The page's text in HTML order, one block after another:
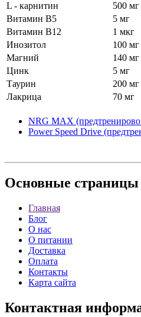
L - карнитин
500 мг
Витамин В5
5 мг
Витамин В12
1 мкг
Инозитол
100 мг
Магний
140 мг
Цинк
5 мг
Таурин
200 мг
Лакрица
70 мг
NRG MAX
Power Speed Drive
Основные страницы
Главная
Блог
О нас
О питании
Доставка
Оплата
Контакты
Карта сайта
Контактная